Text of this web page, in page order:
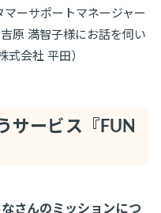
ーサポートマネージャー
原 満智子様にお話を伺い
式会社 平田）
サービス『FUN
さんのミッションにつ